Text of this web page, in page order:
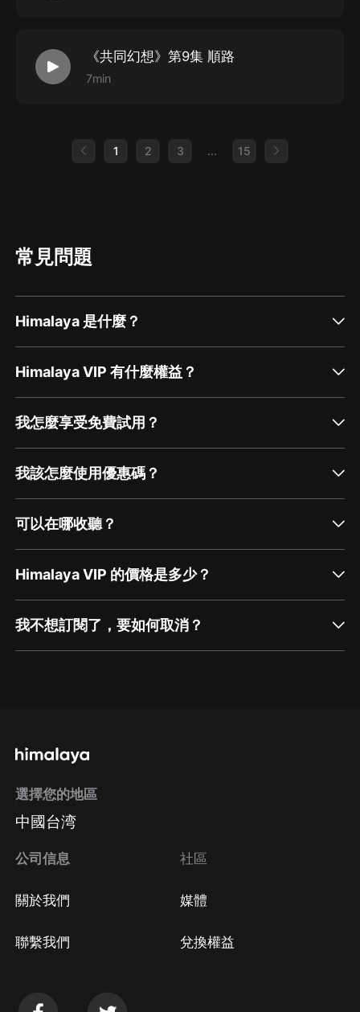
《共同幻想》第9集 順路
7min
1 2 3 ... 15
常見問題
Himalaya 是什麼？
Himalaya VIP 有什麼權益？
我怎麼享受免費試用？
我該怎麼使用優惠碼？
可以在哪收聽？
Himalaya VIP 的價格是多少？
我不想訂閱了，要如何取消？
方法 Google Play取消訂閱方法
選擇您的地區
中國台湾
公司信息
關於我們
聯繫我們
社區
媒體
兌換權益